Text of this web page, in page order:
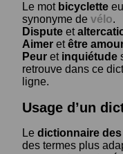
Le mot bicyclette
synonyme de vélo.
Dispute et
Aimer etêtre
Peur et inquiétude
retrouve dans ce
ligne.
Usage d’un
Le dictionnaire
des termes plus